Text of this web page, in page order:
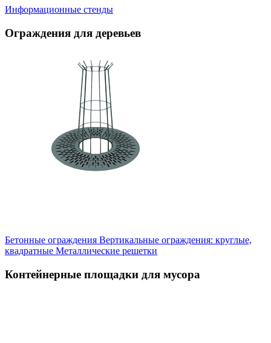
Информационные стенды
Ограждения для деревьев
Бетонные ограждения Вертикальные ограждения: круглые,
квадратные Металлические решетки
Контейнерные площадки для мусора